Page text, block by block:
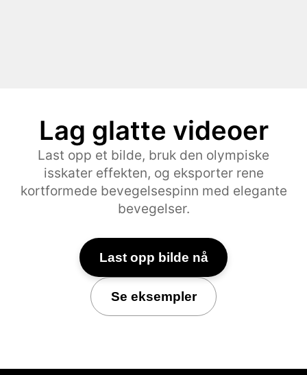
Lag glatte videoer
Last opp et bilde, bruk den olympiske
isskater effekten, og eksporter rene
kortformede bevegelsespinn med elegante
bevegelser.
Last opp bilde nå
Se eksempler